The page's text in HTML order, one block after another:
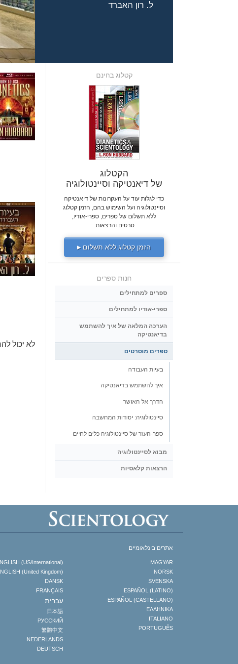
ל. רון האברד
לא יכול
קטלוג בחינם
הקטלוג
של דיאנטיקה וסיינטולוגיה
כדי לגלות עוד על העקרונות של דיאנטיקה
וסיינטולוגיה ועל השימוש בהם, הזמן קטלוג
ללא תשלום של ספרים, ספרי-אודיו,
סרטים והרצאות.
הזמן קטלוג ללא תשלום▶
חנות ספרים
ספרים למתחילים
ספרי-אודיו למתחילים
הערכה המלאה של איך להשתמש
בדיאנטיקה
ספרים מוסרטים
בעיות העבודה
איך להשתמש בדיאנטיקה
הדרך אל האושר
סיינטולוגיה: יסודות המחשבה
ספר-העזר של סיינטולוגיה כלים לחיים
מבוא לסיינטולוגיה
הרצאות קלאסיות
אתרים בינלאומיים
(US/International)
(United Kingdom)
DANSK
FRANÇAIS
עברית
日本語
РУССКИЙ
繁體中文
NEDERLANDS
DEUTSCH
MAGYAR
NORSK
SVENSKA
ESPAÑOL (LATINO)
ESPAÑOL (CASTELLANO)
ΕΛΛΗΝΙΚA
ITALIANO
PORTUGUÊS